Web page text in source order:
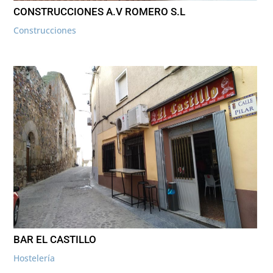
CONSTRUCCIONES A.V ROMERO S.L
Construcciones
BAR EL CASTILLO
Hostelería